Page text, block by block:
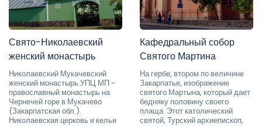
Свято-Николаевский
женский монастырь
Николаевский Мукачевский
женский монастырь УПЦ МП -
православный монастырь на
Чернечей горе в Мукачево
(Закарпатская обл.).
Николаевская церковь и кельи
Кафедральный собор
Святого Мартина
На гербе, втором по величине
Закарпатье, изображение
святого Мартына, который дает
бедняку половину своего
плаща. Этот католический
святой, Турский архиепископ,